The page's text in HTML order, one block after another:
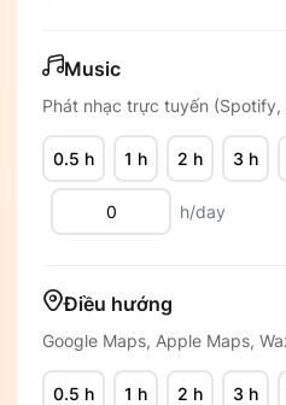
Music
Phát nhạc trực tuyến (Spotify,
0.5 h 1 h 2 h 3 h
h/day
Điều hướng
Google Maps, Apple Maps,
0.5 h 1 h 2 h 3 h